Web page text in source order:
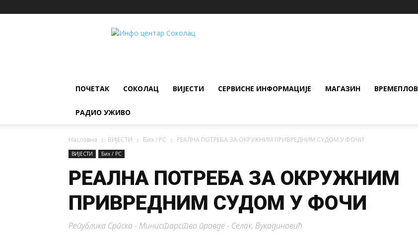
ИНФО
ПОЧЕТАК СОКОЛАЦ ВИЈЕСТИ СЕРВИСНЕ ИНФОРМАЦИЈЕ МАГАЗИН ВРЕМЕПЛОВ
РАДИО УЖИВО
Насловна ВИЈЕСТИ Бих / РС РЕАЛНА ПОТРЕБА ЗА ОКРУЖНИМ ПРИВРЕДНИМ СУДОМ У ФОЧИ
ВИЈЕСТИ Бих / РС
РЕАЛНА ПОТРЕБА ЗА ОКРУЖНИМ
ПРИВРЕДНИМ СУДОМ У ФОЧИ
Република Српска - Министарство правде - Селак, Вукадиновић